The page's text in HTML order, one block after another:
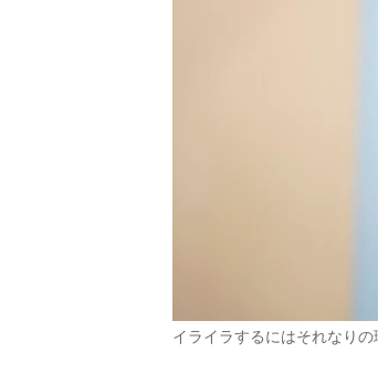
イライラするにはそれなり